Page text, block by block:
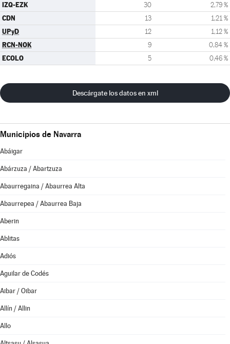
IZQ-EZK 30 2,79 %
CDN 13 1,21 %
UPyD 12 1,12 %
RCN-NOK 9 0,84 %
ECOLO 5 0,46 %
Descárgate los datos en xml
Municipios de Navarra
Abáigar
Abárzuza / Abartzuza
Abaurregaina / Abaurrea Alta
Abaurrepea / Abaurrea Baja
Aberin
Ablitas
Adiós
Aguilar de Codés
Aibar / Oibar
Allín / Allin
Allo